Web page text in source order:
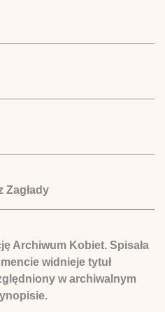
Zagłady
Archiwum Kobiet. Spisała
widnieje tytuł
w archiwalnym